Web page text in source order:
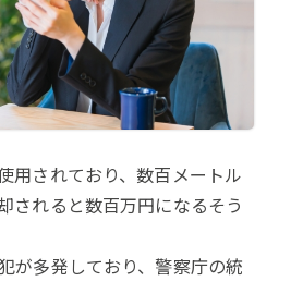
用されており、数百メートル
されると数百万円になるそう
が多発しており、警察庁の統